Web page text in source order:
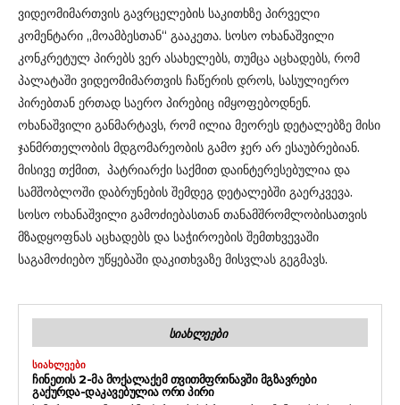
ვიდეომიმართვის გავრცელების საკითხზე პირველი
კომენტარი „მოამბესთან“ გააკეთა. სოსო ოხანაშვილი
კონკრეტულ პირებს ვერ ასახელებს, თუმცა აცხადებს, რომ
პალატაში ვიდეომიმართვის ჩაწერის დროს, სასულიერო
პირებთან ერთად საერო პირებიც იმყოფებოდნენ.
ოხანაშვილი განმარტავს, რომ ილია მეორეს დეტალებზე მისი
ჯანმრთელობის მდგომარეობის გამო ჯერ არ ესაუბრებიან.
მისივე თქმით, პატრიარქი საქმით დაინტერესებულია და
სამშობლოში დაბრუნების შემდეგ დეტალებში გაერკვევა.
სოსო ოხანაშვილი გამოძიებასთან თანამშრომლობისათვის
მზადყოფნას აცხადებს და საჭიროების შემთხვევაში
საგამოძიებო უწყებაში დაკითხვაზე მისვლას გეგმავს.
ᲡᲘᲐᲮᲚᲔᲔᲑᲘ
ᲡᲘᲐᲮᲚᲔᲔᲑᲘ
ᲩᲘᲜᲔᲗᲘᲡ 2-ᲛᲐ ᲛᲝᲥᲐᲚᲐᲥᲔᲛ ᲗᲕᲘᲗᲛᲤᲠᲘᲜᲐᲕᲨᲘ ᲛᲒᲖᲐᲕᲠᲔᲑᲘ
ᲒᲐᲥᲣᲠᲓᲐ-ᲓᲐᲙᲐᲕᲔᲑᲣᲚᲘᲐ ᲝᲠᲘ ᲞᲘᲠᲘ